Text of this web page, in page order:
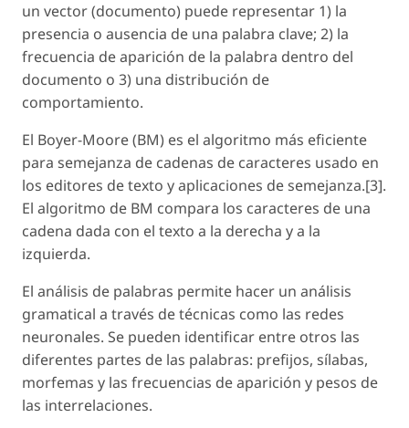
un vector (documento) puede representar 1) la
presencia o ausencia de una palabra clave; 2) la
frecuencia de aparición de la palabra dentro del
documento o 3) una distribución de
comportamiento.
El Boyer-Moore (BM) es el algoritmo más eficiente
para semejanza de cadenas de caracteres usado en
los editores de texto y aplicaciones de semejanza.[3].
El algoritmo de BM compara los caracteres de una
cadena dada con el texto a la derecha y a la
izquierda.
El análisis de palabras permite hacer un análisis
gramatical a través de técnicas como las redes
neuronales. Se pueden identificar entre otros las
diferentes partes de las palabras: prefijos, sílabas,
morfemas y las frecuencias de aparición y pesos de
las interrelaciones.